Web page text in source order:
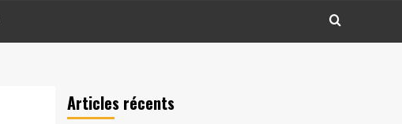
Articles récents